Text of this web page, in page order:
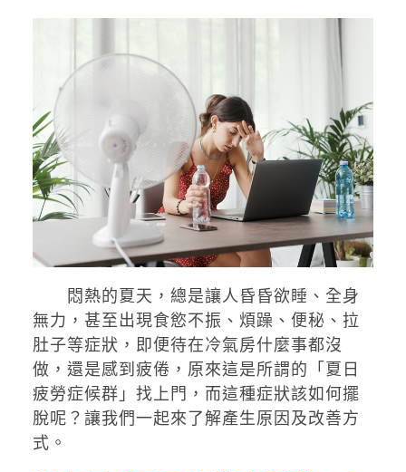
悶熱的夏天，總是讓人昏昏欲睡、全身
無力，甚至出現食慾不振、煩躁、便秘、拉
肚子等症狀，即便待在冷氣房什麼事都沒
做，還是感到疲倦，原來這是所謂的「夏日
疲勞症候群」找上門，而這種症狀該如何擺
脫呢？讓我們一起來了解產生原因及改善方
式。